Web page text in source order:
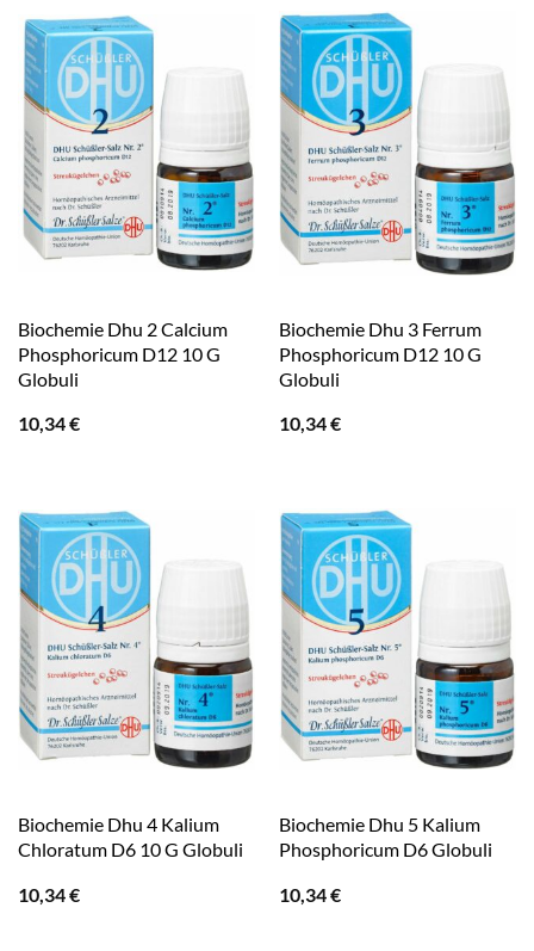
Biochemie Dhu 2 Calcium
Phosphoricum D12 10 G
Globuli
10,34€
Biochemie Dhu 3 Ferrum
Phosphoricum D12 10 G
Globuli
10,34€
Biochemie Dhu 4 Kalium
Chloratum D6 10 G Globuli
10,34€
Biochemie Dhu 5 Kalium
Phosphoricum D6 Globuli
10,34€